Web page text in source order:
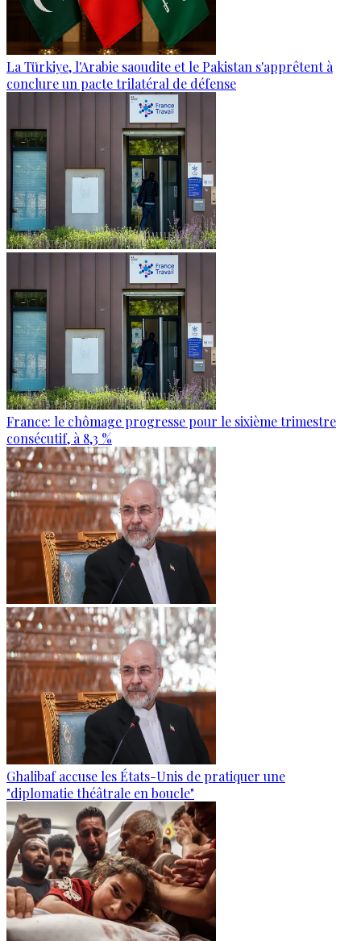
La Türkiye, l'Arabie saoudite et le Pakistan s'apprêtent à
conclure un pacte trilatéral de défense
France: le chômage progresse pour le sixième trimestre
consécutif, à 8,3 %
Ghalibaf accuse les États-Unis de pratiquer une
"diplomatie théâtrale en boucle"